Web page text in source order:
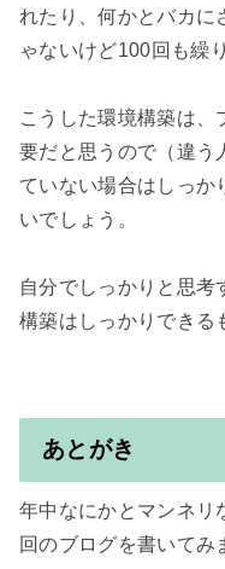
れたり、何かとバカに
ゃないけど100回も繰
こうした環境構築は
要だと思うので（違う
ていない場合はしっか
いでしょう。
自分でしっかりと思考
構築はしっかりできる
あとがき
年中なにかとマンネリ
回のブログを書いてみ